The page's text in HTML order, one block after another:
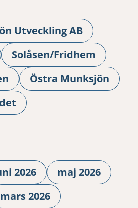
Utveckling AB
Solåsen/Fridhem
Östra Munksjön
2026
maj 2026
mars 2026